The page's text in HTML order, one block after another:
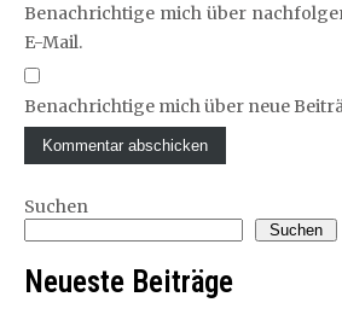
Benachrichtige mich über
E-Mail.
Benachrichtige mich über neue
Suchen
Suchen
Neueste Beiträge